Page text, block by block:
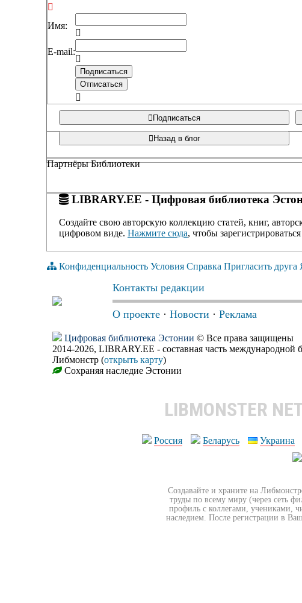
Имя:
E-mail:
Подписаться
Назад в блог
Партнёры Библиотеки
LIBRARY.EE - Цифровая библиотека
Создайте свою авторскую коллекцию статей, книг,
цифровом виде. Нажмите сюда, чтобы
Конфиденциальность Условия Справка Пригласить друга
Контакты редакции
О проекте · Новости · Реклама
Цифровая библиотека Эстонии © Все права защищены
2014-2026, LIBRARY.EE - составная часть международной
Либмонстр (открыть карту)
Сохраняя наследие Эстонии
LIBMONSTER
Россия Беларусь Украина
Создавайте и храните на
труды по всему миру (через сеть
профиль с коллегами, учениками,
наследием. После регистрации в